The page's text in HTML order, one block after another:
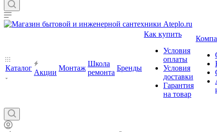
Каталог
Акции
Монтаж
Школа
ремонта
Бренды
Как купить
Условия
оплаты
Условия
доставки
Гарантия
на товар